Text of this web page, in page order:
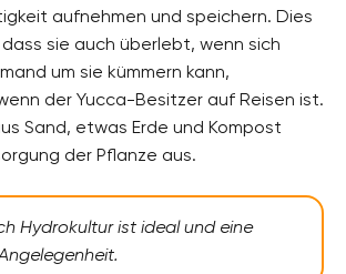
aufnehmen und speichern. Dies
sie auch überlebt, wenn sich
um sie kümmern kann,
der Yucca-Besitzer auf Reisen ist.
Sand, etwas Erde und Kompost
der Pflanze aus.
Hydrokultur ist ideal und eine